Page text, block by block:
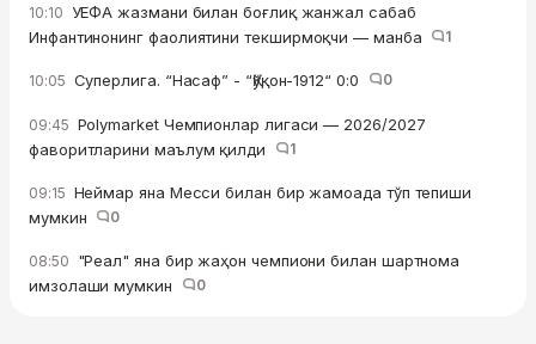
10:10 УЕФА жазмани билан боғлиқ жанжал сабаб
Инфантинонинг фаолиятини текширмоқчи — манба
1
10:05 Суперлига. “Насаф” - “Қўқон-1912“ 0:0 0
09:45 Polymarket Чемпионлар лигаси — 2026/2027
фаворитларини маълум қилди
1
09:15 Неймар яна Месси билан бир жамоада тўп тепиши
мумкин
0
08:50 "Реал" яна бир жаҳон чемпиони билан шартнома
имзолаши мумкин
0